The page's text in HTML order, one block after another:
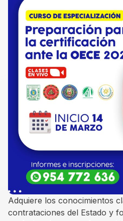
Adquiere los conocimientos
contrataciones del Estado y